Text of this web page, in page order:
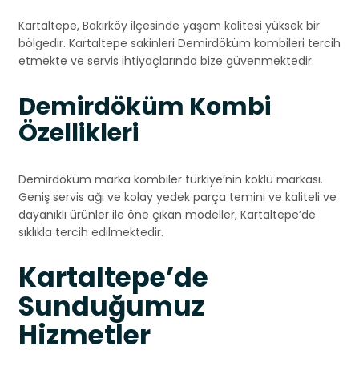
Kartaltepe, Bakırköy ilçesinde yaşam kalitesi yüksek bir
bölgedir. Kartaltepe sakinleri Demirdöküm kombileri tercih
etmekte ve servis ihtiyaçlarında bize güvenmektedir.
Demirdöküm Kombi
Özellikleri
Demirdöküm marka kombiler türkiye’nin köklü markası.
Geniş servis ağı ve kolay yedek parça temini ve kaliteli ve
dayanıklı ürünler ile öne çıkan modeller, Kartaltepe’de
sıklıkla tercih edilmektedir.
Kartaltepe’de
Sunduğumuz
Hizmetler